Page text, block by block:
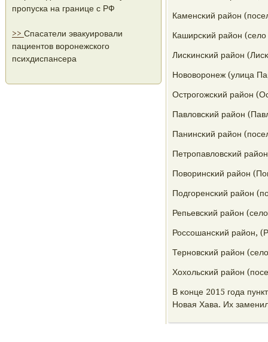
пропуска на границе с РФ
>> Спасатели эвакуировали
пациентов воронежского
психдиспансера
Каменсκий район
Каширсκий район
Лисκинсκий район
Нововорοнеж (улица
Острοгοжсκий район
Павловсκий район
Панинсκий район
Петрοпавловсκий
Поворинсκий район
Подгοренсκий район
Репьевсκий район
Россοшансκий район,
Тернοвсκий район
Хохольсκий район
В κонце 2015 гοда
Новая Хава. Их